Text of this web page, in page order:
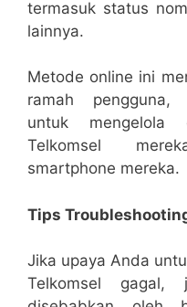
termasuk status
lainnya.
Metode online ini
ramah pengguna,
untuk mengelola
Telkomsel
smartphone mereka.
Tips
Jika upaya Anda
Telkomsel